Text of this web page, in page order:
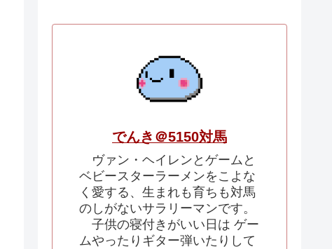
でんき＠5150対馬
ヴァン・ヘイレンとゲームと
ベビースターラーメンをこよな
く愛する、生まれも育ちも対馬
のしがないサラリーマンです。
子供の寝付きがいい日は ゲー
ムやったりギター弾いたりして